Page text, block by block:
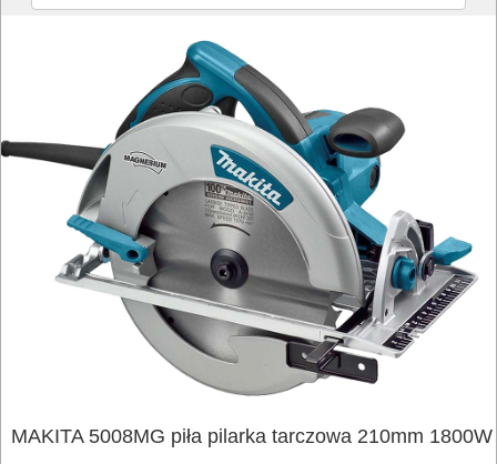
MAKITA 5008MG piła pilarka tarczowa 210mm 1800W